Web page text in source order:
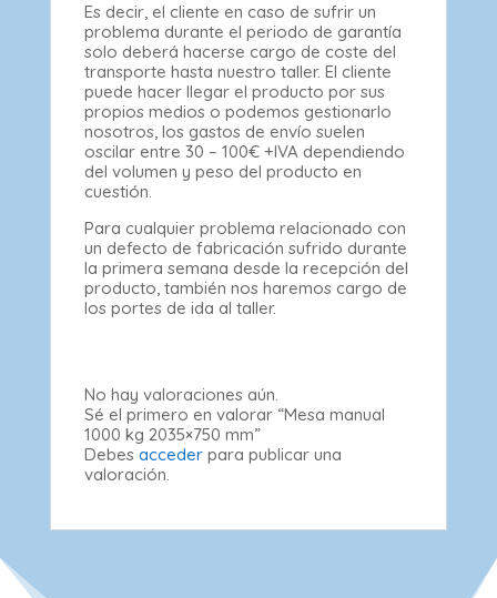
Es decir, el cliente en caso de sufrir un
problema durante el periodo de garantía
solo deberá hacerse cargo de coste del
transporte hasta nuestro taller. El cliente
puede hacer llegar el producto por sus
propios medios o podemos gestionarlo
nosotros, los gastos de envío suelen
oscilar entre 30 – 100€ +IVA dependiendo
del volumen y peso del producto en
cuestión.
Para cualquier problema relacionado con
un defecto de fabricación sufrido durante
la primera semana desde la recepción del
producto, también nos haremos cargo de
los portes de ida al taller.
No hay valoraciones aún.
Sé el primero en valorar “Mesa manual
1000 kg 2035×750 mm”
Debes accederpara publicar una
valoración.